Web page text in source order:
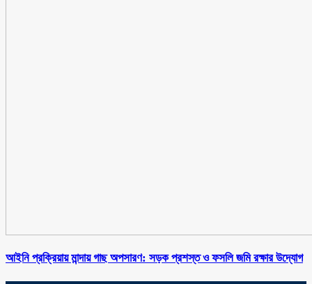
আইনি প্রক্রিয়ায় মান্দায় গাছ অপসারণ: সড়ক প্রশস্ত ও ফসলি জমি রক্ষার উদ্যোগ